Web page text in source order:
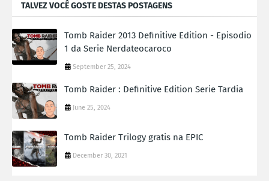
TALVEZ VOCÊ GOSTE DESTAS POSTAGENS
Tomb Raider 2013 Definitive Edition - Episodio
1 da Serie Nerdateocaroco
September 25, 2024
Tomb Raider : Definitive Edition Serie Tardia
June 25, 2024
Tomb Raider Trilogy gratis na EPIC
December 30, 2021